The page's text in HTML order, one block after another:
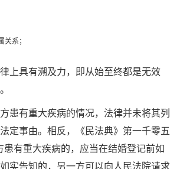
关系；
上具有溯及力，即从始至终都是无效
患有重大疾病的情况，法律并未将其列
定事由。相反，《民法典》第一千零五
患有重大疾病的，应当在结婚登记前如
实告知的，另一方可以向人民法院请求